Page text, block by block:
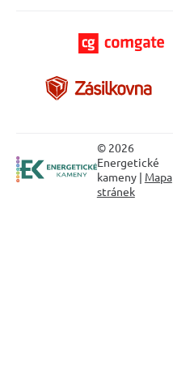
© 2026
Energetické
kameny | Mapa
stránek